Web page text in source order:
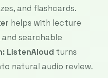
and flashcards.
helps with lecture
searchable
ListenAloud turns
natural audio review.